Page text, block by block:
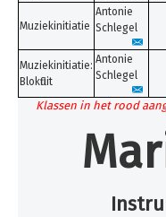
Muziekinitiatie
Antonie
Schlegel
Muziekinitiatie:
Blokfluit
Antonie
Schlegel
Klassen in het rood